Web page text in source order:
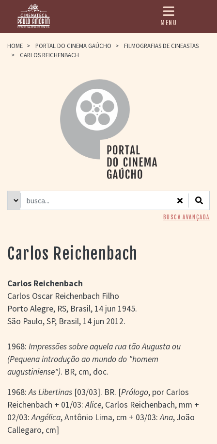
HOME
PAULO AMORIM
> HOMENAGEADOS
> EQUIPE
> ASSOCIAÇÃO DOS
> BIBLIOTECA
ROMEU GRIMALDI
> GRADE SEMANAL
> PREÇOS E
DESCONTOS
PORTAL DO
CINEMA GAÚCHO
> BUSCA AVANÇADA
> LISTA DE FILMES
> FILMOGRAFIAS DE
CINEASTAS
> DISCOGRAFIAS
CONTATO E
LOCALIZAÇÃO
MENU
HOME > PORTAL DO CINEMA GAÚCHO >
FILMOGRAFIAS DE CINEASTAS
>
CARLOS REICHENBACH
BUSCA AVANÇADA
Carlos Reichenbach
Carlos Reichenbach
Carlos Oscar Reichenbach Filho
Porto Alegre, RS, Brasil, 14 jun 1945.
São Paulo, SP, Brasil, 14 jun 2012.
1968: Impressões sobre aquela rua tão Augusta ou
(Pequena introdução ao mundo do "homem
augustiniense"). BR, cm, doc.
1968:As Libertinas [03/03]. BR. [Prólogo, por Carlos
Reichenbach + 01/03:Alice, Carlos Reichenbach, mm +
02/03:Angélica, Antônio Lima, cm + 03/03:Ana, João
Callegaro, cm]